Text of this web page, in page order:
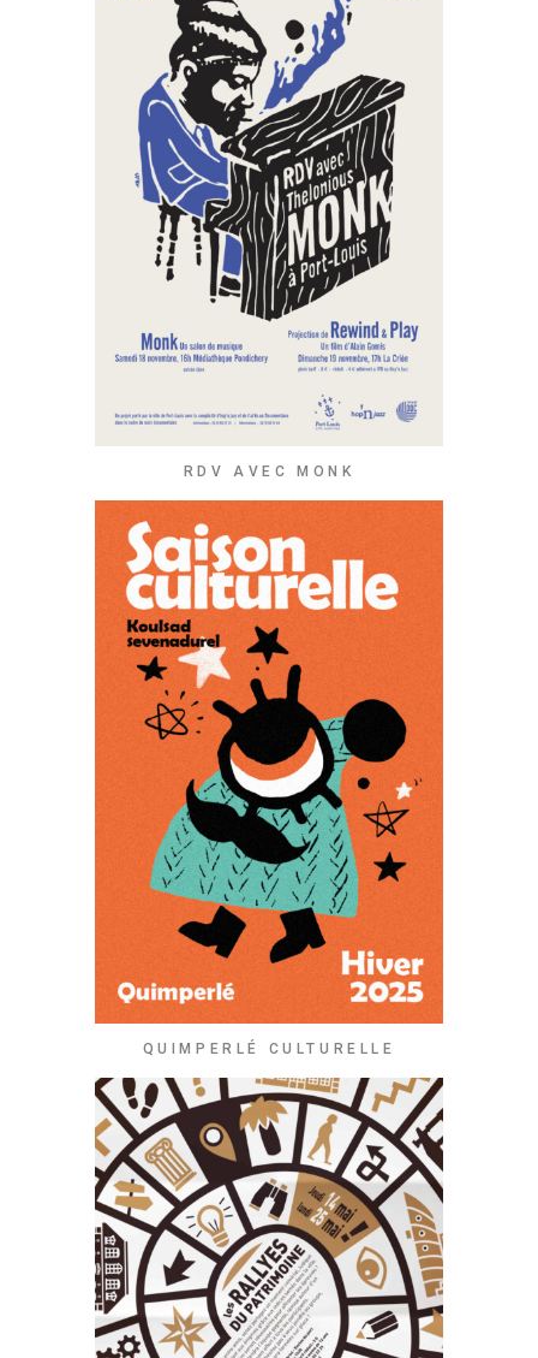
RDV AVEC MONK
QUIMPERLÉ CULTURELLE